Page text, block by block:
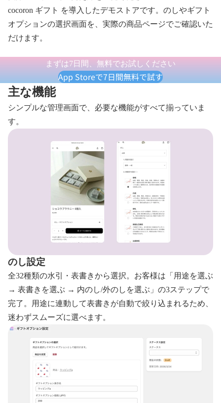
cocoron ギフト を導入したデモストアです。のしやギフト
オプションの選択画面を、実際の商品ページでご確認いた
だけます。
コ
ラ
ブ
ラ
ウ
ニ
フ
ェ
イ
タ
オ
フ
ト
（2
入）
まずは7日間、無料でお試しください
App Storeで7日間無料で試す
主な機能
シンプルな管理画面で、必要な機能がすべて揃っていま
す。
のし設定
全32種類の水引・表書きから選択。お客様は「用途を選ぶ
→ 表書きを選ぶ → 内のし/外のしを選ぶ」の3ステップで
完了。用途に連動して表書きが自動で絞り込まれるため、
迷わずスムーズに選べます。